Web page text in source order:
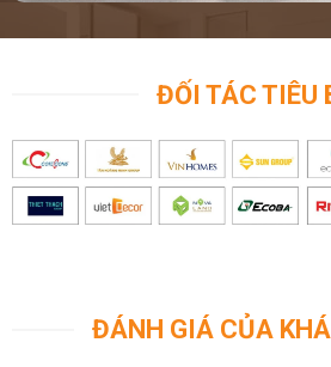
ĐỐI TÁC TIÊU
ĐÁNH GIÁ CỦA